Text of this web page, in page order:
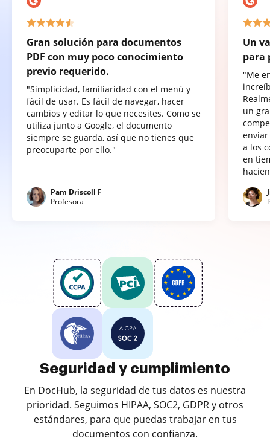
Gran solución para documentos
PDF con muy poco conocimiento
previo requerido.
"Simplicidad, familiaridad con el menú y
fácil de usar. Es fácil de navegar, hacer
cambios y editar lo que necesites. Como se
utiliza junto a Google, el documento
siempre se guarda, así que no tienes que
preocuparte por ello."
Pam Driscoll F
Profesora
Un
para
"Me
un
a los
en
Seguridad y cumplimiento
En DocHub, la seguridad de tus datos es nuestra
prioridad. Seguimos HIPAA, SOC2, GDPR y otros
estándares, para que puedas trabajar en tus
documentos con confianza.